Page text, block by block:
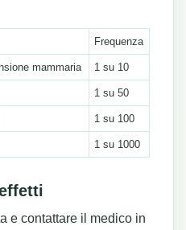
Frequenza
mammaria 1 su 10
1 su 50
1 su 100
1 su 1000
e contattare il medico in